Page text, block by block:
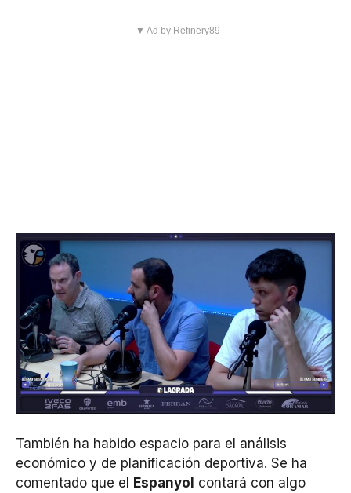
▼ Ad by Refinery89
También ha habido espacio para el análisis
económico y de planificación deportiva. Se ha
comentado que el Espanyol contará con algo